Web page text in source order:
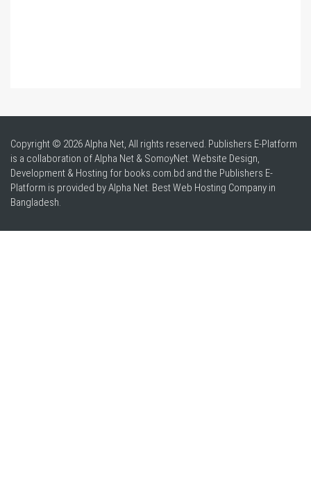
Copyright © 2026 Alpha Net, All rights reserved. Publishers E-Platform
is a collaboration of Alpha Net & SomoyNet. Website Design,
Development & Hosting for books.com.bd and the Publishers E-
Platform is provided by Alpha Net. BestWeb Hosting Company in
Bangladesh.